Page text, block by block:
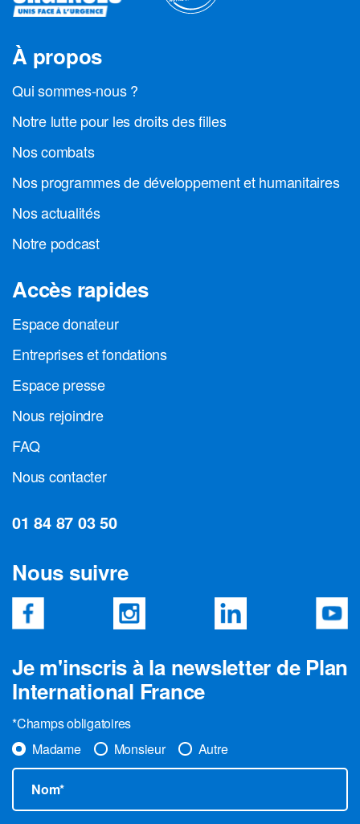
À propos
Qui sommes-nous ?
Notre lutte pour les droits des filles
Nos combats
Nos programmes de développement et humanitaires
Nos actualités
Notre podcast
Accès rapides
Espace donateur
Entreprises et fondations
Espace presse
Nous rejoindre
FAQ
Nous contacter
01 84 87 03 50
Nous suivre
Je m'inscris à la newsletter de Plan
International France
*Champs obligatoires
Madame
Monsieur Autre
Nom*